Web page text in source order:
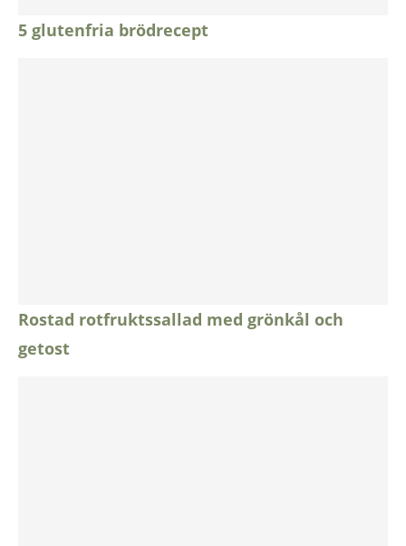
5 glutenfria brödrecept
Rostad rotfruktssallad med grönkål och
getost